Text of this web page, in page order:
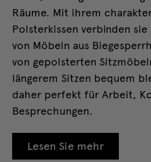
Räume. Mit ihrem
Polsterkissen verbinden
von Möbeln aus
von gepolsterten
längerem Sitzen bequem
daher perfekt für Arbeit,
Besprechungen.
Lesen Sie mehr